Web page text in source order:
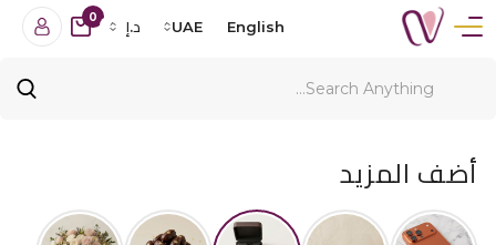
English
UAE د.إ
0
أضف المزيد